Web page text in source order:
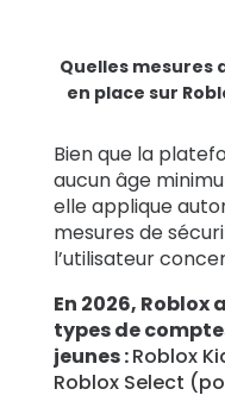
Quelles mesures
en place sur
Bien que la
aucun âge
elle applique
mesures de
l’utilisateur
En 2026, Roblox
types de
jeunes :Roblox
Roblox Select